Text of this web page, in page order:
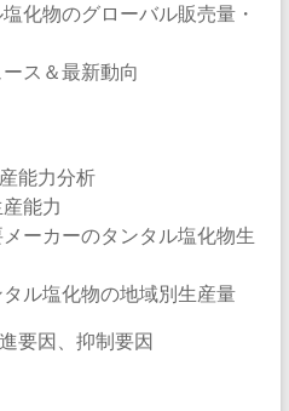
物のグローバル販売量・
ス＆最新動向
能力分析
能力
ーカーのタンタル塩化物生
ル塩化物の地域別生産量
要因、抑制要因